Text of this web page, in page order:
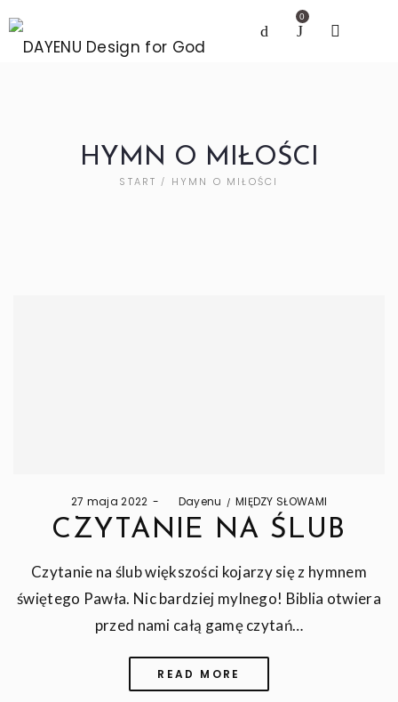
0
HYMN O MIŁOŚCI
START / HYMN O MIŁOŚCI
Posted
on
27 maja 2022 byDayenu
Posted
in
MIĘDZY SŁOWAMI
CZYTANIE NA ŚLUB
Czytanie na ślub większości kojarzy się z hymnem
świętego Pawła. Nic bardziej mylnego! Biblia otwiera
przed nami całą gamę czytań…
READ MORE